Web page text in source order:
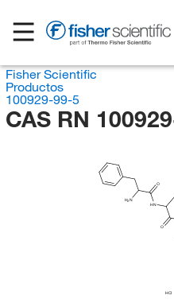
Fisher Scientific
Productos
100929-99-5
CAS RN
O
HN
O
H2 N
HCl